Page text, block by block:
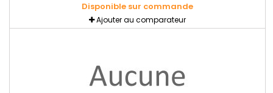
Disponible sur commande
Ajouter au comparateur